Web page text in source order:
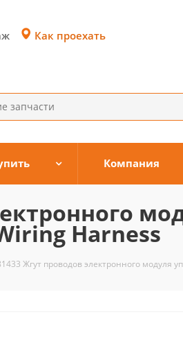
Как проехать
Компания
Harness
Жгут проводов электронного модуля